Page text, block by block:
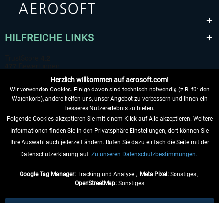
HILFREICHE LINKS
VERTRAG WIDERRUFEN
INFORMATIONEN
Herzlich willkommen auf aerosoft.com!
Wir verwenden Cookies. Einige davon sind technisch notwendig (z.B. für den
Warenkorb), andere helfen uns, unser Angebot zu verbessern und Ihnen ein
besseres Nutzererlebnis zu bieten.
Folgende Cookies akzeptieren Sie mit einem Klick auf Alle akzeptieren. Weitere
Informationen finden Sie in den Privatsphäre-Einstellungen, dort können Sie
Ihre Auswahl auch jederzeit ändern. Rufen Sie dazu einfach die Seite mit der
Datenschutzerklärung auf. Zu unseren Datenschutzbestimmungen.
Google Tag Manager:Tracking und Analyse , Meta Pixel:Sonstiges ,
OpenStreetMap: Sonstiges